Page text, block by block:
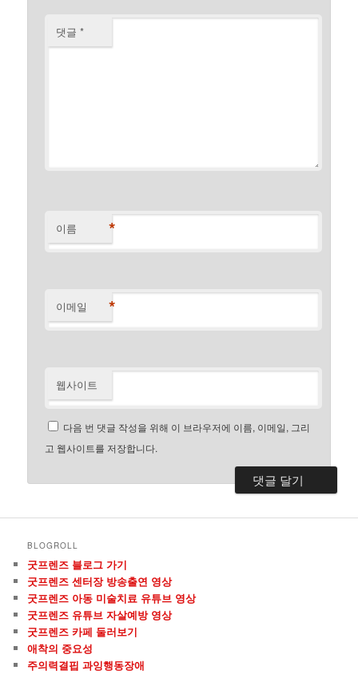
댓글*
이름 *
이메일 *
웹사이트
다음 번 댓글 작성을 위해 이 브라우저에 이름, 이메일, 그리
고 웹사이트를 저장합니다.
BLOGROLL
굿프렌즈 블로그 가기
굿프렌즈 센터장 방송출연 영상
굿프렌즈 아동 미술치료 유튜브 영상
굿프렌즈 유튜브 자살예방 영상
굿프렌즈 카페 둘러보기
애착의 중요성
주의력결핍 과잉행동장애